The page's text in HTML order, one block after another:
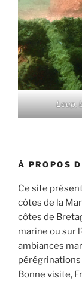
Loup,
À PROPOS
Ce site
côtes de la
côtes de
marine ou sur
ambiances
Bonne visite,